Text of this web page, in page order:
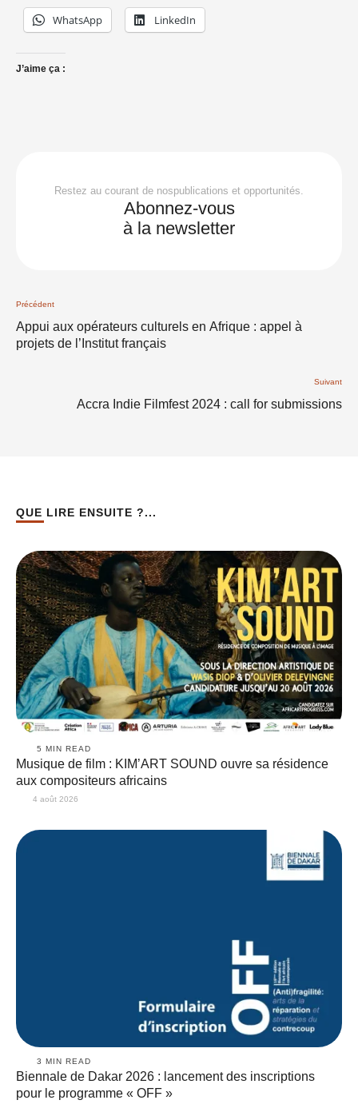
WhatsApp LinkedIn
J’aime ça :
Restez au courant de nospublications et opportunités.
Abonnez-vous
à la newsletter
Précédent
Appui aux opérateurs culturels en Afrique : appel à
projets de l’Institut français
Suivant
Accra Indie Filmfest 2024 : call for submissions
QUE LIRE ENSUITE ?...
5 MIN READ
Musique de film : KIM’ART SOUND ouvre sa résidence
aux compositeurs africains
4 août 2026
3 MIN READ
Biennale de Dakar 2026 : lancement des inscriptions
pour le programme « OFF »